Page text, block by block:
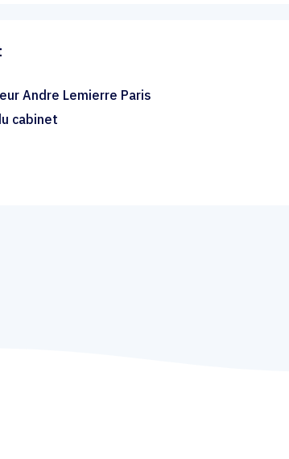
Andre Lemierre Paris
cabinet